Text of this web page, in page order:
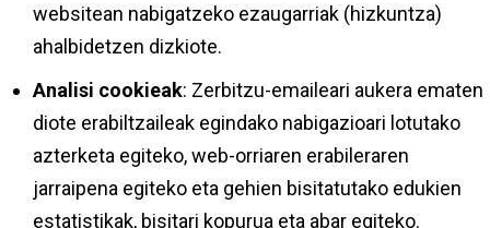
websitean nabigatzeko ezaugarriak (hizkuntza)
ahalbidetzen dizkiote.
Analisi cookieak: Zerbitzu-emaileari aukera ematen
diote erabiltzaileak egindako nabigazioari lotutako
azterketa egiteko, web-orriaren erabileraren
jarraipena egiteko eta gehien bisitatutako edukien
estatistikak, bisitari kopurua eta abar egiteko.